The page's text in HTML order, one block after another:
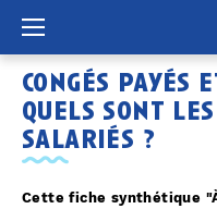
congés payés
quels sont
salariés ?
Cette fiche synthétique
Panneau de gestion des